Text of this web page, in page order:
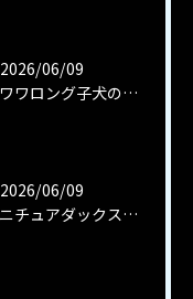
2026/06/09
チワワロング子犬の健康管理法とは
2026/06/09
ミニチュアダックスフンドロング子犬の魅力と育成法